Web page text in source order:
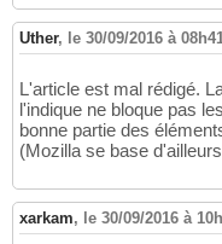
Uther, le 30/09/2016 à
L'article est mal rédigé.
l'indique ne bloque pas
bonne partie des
(Mozilla se base
xarkam, le 30/09/2016 à